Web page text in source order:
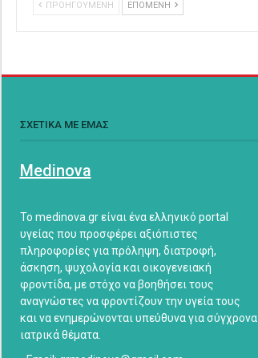
ΠΡΟΗΓΟΥΜΕΝΗ ΕΠΟΜΕΝΗ
ΣΧΕΤΙΚΑ ΜΕ ΕΜΑΣ
Medinova
Το medinova.gr είναι ένα ελληνικό portal
υγείας που προσφέρει αξιόπιστες
πληροφορίες για πρόληψη, διατροφή,
άσκηση, ψυχολογία και οικογενειακή
φροντίδα, με στόχο να βοηθήσει τους
αναγνώστες να φροντίζουν την υγεία τους
και να ενημερώνονται υπεύθυνα για σύγχρονα
ιατρικά θέματα.